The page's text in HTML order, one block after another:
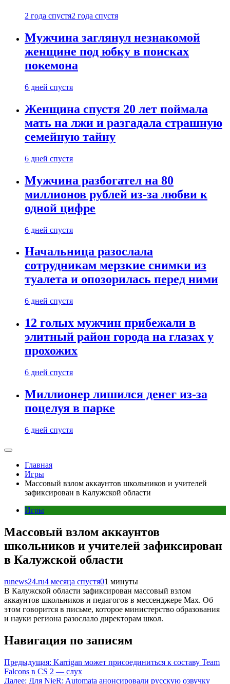
2 года спустя2 года спустя
Мужчина заглянул незнакомой
женщине под юбку в поисках
покемона
6 дней спустя
Женщина спустя 20 лет поймала
мать на лжи и разгадала страшную
семейную тайну
6 дней спустя
Мужчина разбогател на 80
миллионов рублей из-за любви к
одной цифре
6 дней спустя
Начальница разослала
сотрудникам мерзкие снимки из
туалета и опозорилась перед ними
6 дней спустя
12 голых мужчин прибежали в
элитный район города на глазах у
прохожих
6 дней спустя
Миллионер лишился денег из-за
поцелуя в парке
6 дней спустя
Главная
Игры
Массовый взлом аккаунтов школьников и учителей
зафиксирован в Калужской области
Игры
Массовый взлом аккаунтов
школьников и учителей зафиксирован
в Калужской области
runews24.ru4 месяца спустя01 минуты
В Калужской области зафиксирован массовый взлом
аккаунтов школьников и педагогов в мессенджере Мах. Об
этом говорится в письме, которое министерство образования
и науки региона разослало директорам школ.
Навигация по записям
Предыдущая: Karrigan может присоединиться к составу Team
Falcons в CS 2 — слух
Далее: Для NieR: Automata анонсировали русскую озвучку